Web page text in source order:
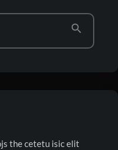
search
the cetetu isic elit